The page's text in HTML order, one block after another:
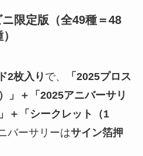
ニ限定版（全49種＝48
2枚入り で、
「2025プロス
」＋「2025アニバーサリ
＋「シークレット（1
バーサリーはサイン箔押